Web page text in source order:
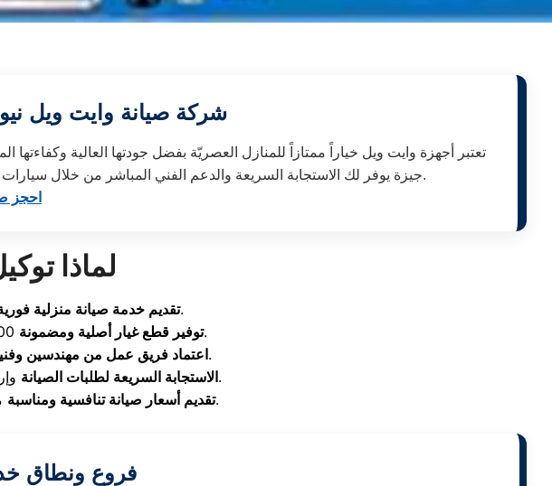
شركة صيانة وايت ويل
تعتبر أجهزة وايت ويل خياراً ممتازاً للمنازل العصريّة بفضل جودتها العالية
جيزة يوفر لك الاستجابة السريعة والدعم الفني المباشر من خلال سيارات صيانة متجهزة وفنيين مدربين لإصلاح كافة الأعطال بقطع غيار أصلية وضمان معتمد داخل نيو جيزة.
📞
لماذا
تقديم خدمة صيانة منزليةلجميع الأجهزة دون الحاجة لنقلها خارج المنزل.
توفير قطع غيار أصلية ومضمونة100% مع شهادة ضمان معتمدة وموثوقة على الاصلاح.
اعتماد فريق عمل من مهندسينمدربين على أحدث تقنيات شركة وايت ويل.
الاستجابة السريعة لطلبات الصيانةوإرسال فريق الدعم الفني في نفس اليوم لضمان راحتك.
تقديم أسعار صيانة تنافسية ومناسبةمع تحديد التكلفة المتوقعة بكل شفافية قبل بدء العمل.
فروع ونطاق